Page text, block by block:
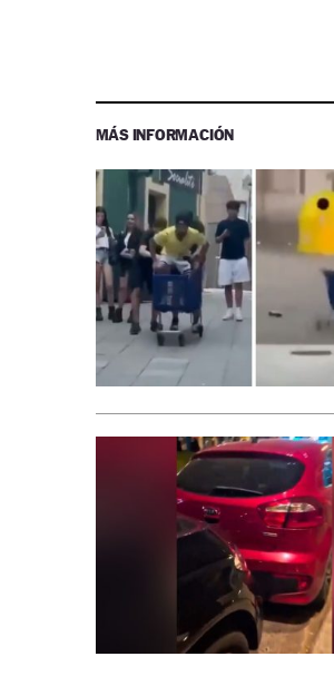
MÁS INFORMACIÓN